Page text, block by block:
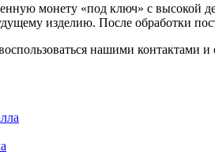
монету «под ключ» с высокой
изделию. После обработки
нашими контактами и